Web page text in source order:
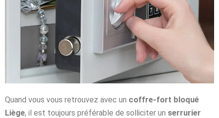
Quand vous vous retrouvez avec un coffre-fort bloqué
Liège, il est toujours préférable de solliciter un serrurier